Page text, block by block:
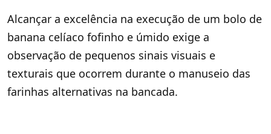
Alcançar a excelência na execução de um bolo de
banana celíaco fofinho e úmido exige a
observação de pequenos sinais visuais e
texturais que ocorrem durante o manuseio das
farinhas alternativas na bancada.